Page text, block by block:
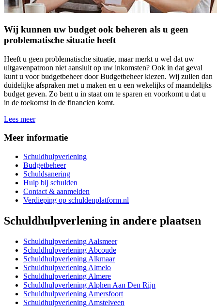
Wij kunnen uw budget ook beheren als u geen
problematische situatie heeft
Heeft u geen problematische situatie, maar merkt u wel dat uw
uitgavenpatroon niet aansluit op uw inkomsten? Ook in dat geval
kunt u voor budgetbeheer door Budgetbeheer kiezen. Wij zullen dan
duidelijke afspraken met u maken en u een wekelijks of maandelijks
budget geven. Zo bent u in staat om te sparen en voorkomt u dat u
in de toekomst in de financien komt.
Lees meer
Meer informatie
Schuldhulpverlening
Budgetbeheer
Schuldsanering
Hulp bij schulden
Contact & aanmelden
Verdieping op schuldenplatform.nl
Schuldhulpverlening in andere plaatsen
Schuldhulpverlening Aalsmeer
Schuldhulpverlening Abcoude
Schuldhulpverlening Alkmaar
Schuldhulpverlening Almelo
Schuldhulpverlening Almere
Schuldhulpverlening Alphen Aan Den Rijn
Schuldhulpverlening Amersfoort
Schuldhulpverlening Amstelveen